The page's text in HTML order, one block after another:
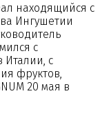
находящийся с
Ингушетии
с
с
фруктов,
20 мая в